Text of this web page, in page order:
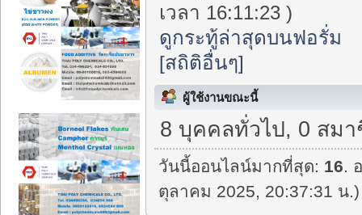
เวลา 16:11:23 )
ดูกระทู้ล่าสุดบนฟอรั่ม
[สถิติอื่นๆ]
ผู้ใช้งานขณะนี้
8 บุคคลทั่วไป, 0 สม
วันนี้ออนไลน์มากที่สุด: 16.
ตุลาคม 2025, 20:37:31 น.)